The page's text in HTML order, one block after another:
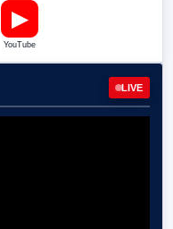
▶
YouTube
LIVE